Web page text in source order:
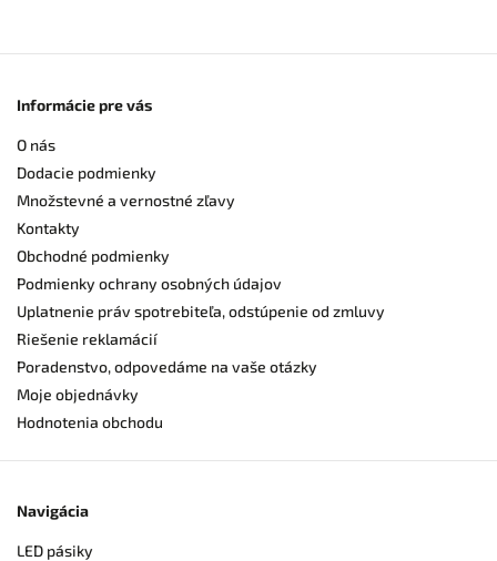
Informácie pre vás
O nás
Dodacie podmienky
Množstevné a vernostné zľavy
Kontakty
Obchodné podmienky
Podmienky ochrany osobných údajov
Uplatnenie práv spotrebiteľa, odstúpenie od zmluvy
Riešenie reklamácií
Poradenstvo, odpovedáme na vaše otázky
Moje objednávky
Hodnotenia obchodu
Navigácia
LED pásiky